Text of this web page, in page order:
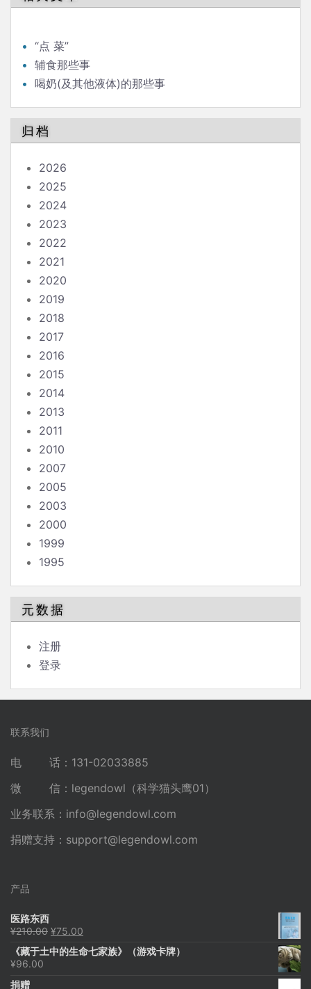
航
“点 菜”
辅食那些事
喝奶(及其他液体)的那些事
归档
2026
2025
2024
2023
2022
2021
2020
2019
2018
2017
2016
2015
2014
2013
2011
2010
2007
2005
2003
2000
1999
1995
元数据
注册
登录
联系我们
电 话：131-02033885
微 信：legendowl（科学猫头鹰01）
业务联系： info@legendowl.com
捐赠支持： support@legendowl.com
产品
医路东西
¥210.00 原
为：
¥75.00
价
《藏于土中的生命七家族》（游戏卡牌）
¥96.00
捐赠